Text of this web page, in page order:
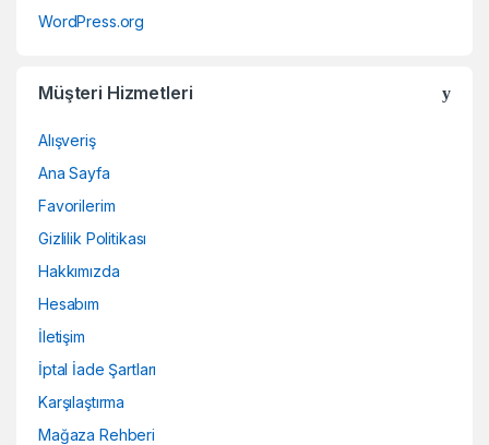
WordPress.org
Müşteri Hizmetleri
Alışveriş
Ana Sayfa
Favorilerim
Gizlilik Politikası
Hakkımızda
Hesabım
İletişim
İptal İade Şartları
Karşılaştırma
Mağaza Rehberi